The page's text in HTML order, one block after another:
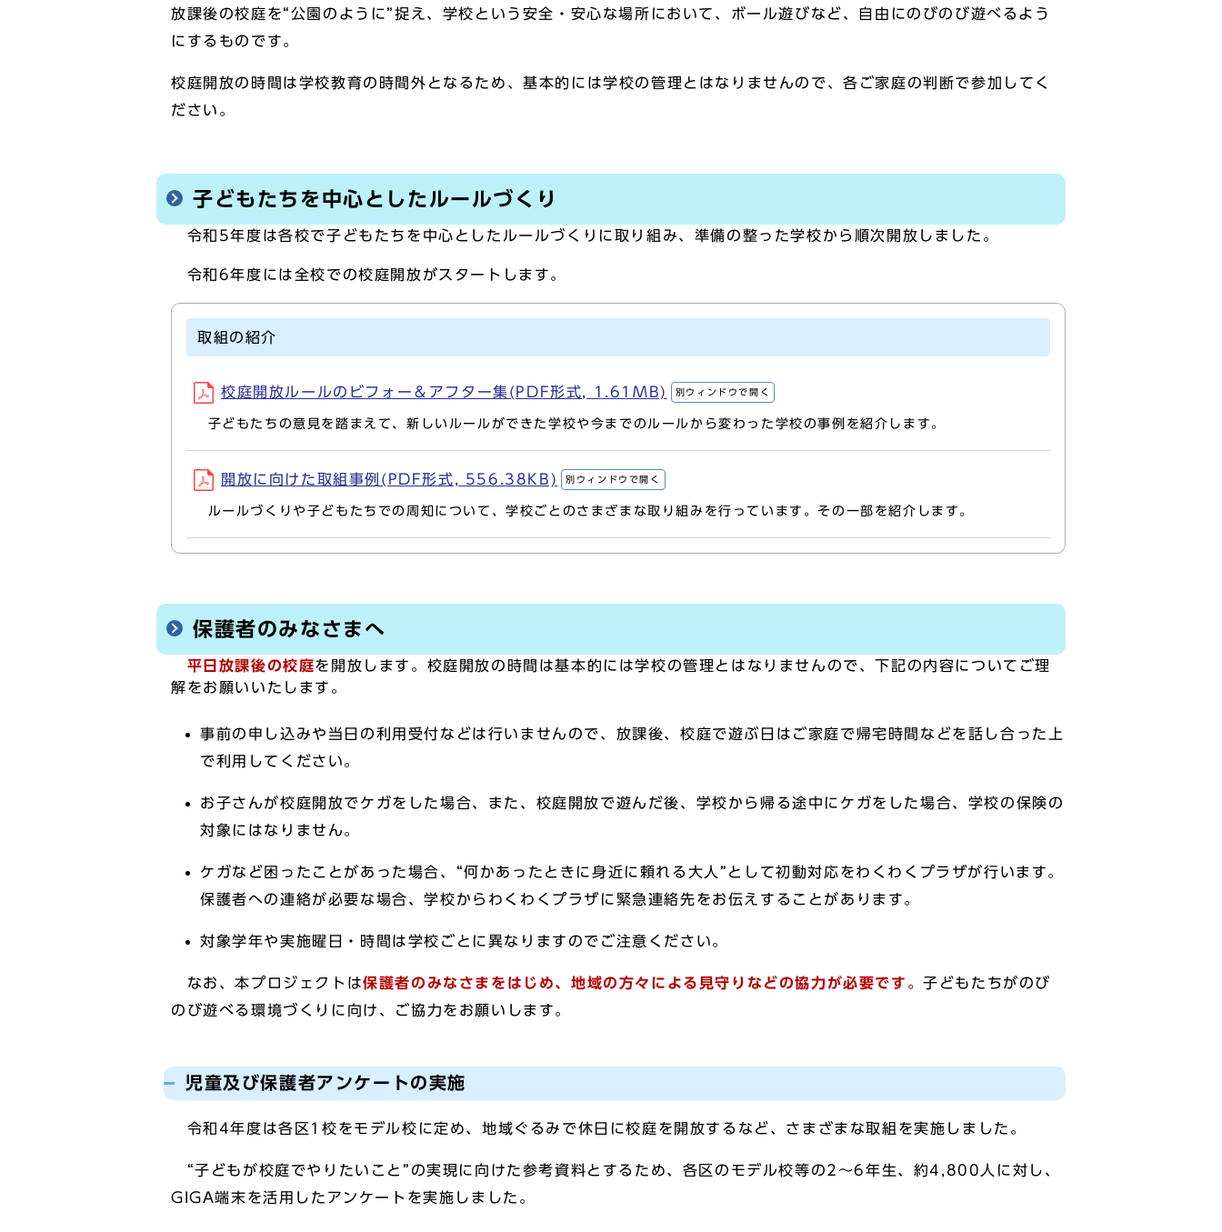
放課後の校庭を“公園のように”捉え、学校という安全・安心な場所において、ボール遊びなど、自由にのびのび遊べるよう
にするものです。
校庭開放の時間は学校教育の時間外となるため、基本的には学校の管理とはなりませんので、各ご家庭の判断で参加してく
ださい。
子どもたちを中心としたルールづくり
令和5年度は各校で子どもたちを中心としたルールづくりに取り組み、準備の整った学校から順次開放しました。
令和6年度には全校での校庭開放がスタートします。
取組の紹介
校庭開放ルールのビフォー＆アフター集(PDF形式, 1.61MB) 別ウィンドウで開く
子どもたちの意見を踏まえて、新しいルールができた学校や今までのルールから変わった学校の事例を紹介します。
開放に向けた取組事例(PDF形式, 556.38KB) 別ウィンドウで開く
ルールづくりや子どもたちでの周知について、学校ごとのさまざまな取り組みを行っています。その一部を紹介します。
保護者のみなさまへ
平日放課後の校庭を開放します。校庭開放の時間は基本的には学校の管理とはなりませんので、下記の内容についてご理
解をお願いいたします。
事前の申し込みや当日の利用受付などは行いませんので、放課後、校庭で遊ぶ日はご家庭で帰宅時間などを話し合った上
で利用してください。
お子さんが校庭開放でケガをした場合、また、校庭開放で遊んだ後、学校から帰る途中にケガをした場合、学校の保険の
対象にはなりません。
ケガなど困ったことがあった場合、“何かあったときに身近に頼れる大人”として初動対応をわくわくプラザが行います。
保護者への連絡が必要な場合、学校からわくわくプラザに緊急連絡先をお伝えすることがあります。
対象学年や実施曜日・時間は学校ごとに異なりますのでご注意ください。
なお、本プロジェクトは保護者のみなさまをはじめ、地域の方々による見守りなどの協力が必要です。子どもたちがのび
のび遊べる環境づくりに向け、ご協力をお願いします。
児童及び保護者アンケートの実施
令和4年度は各区1校をモデル校に定め、地域ぐるみで休日に校庭を開放するなど、さまざまな取組を実施しました。
“子どもが校庭でやりたいこと”の実現に向けた参考資料とするため、各区のモデル校等の2～6年生、約4,800人に対し、
GIGA端末を活用したアンケートを実施しました。